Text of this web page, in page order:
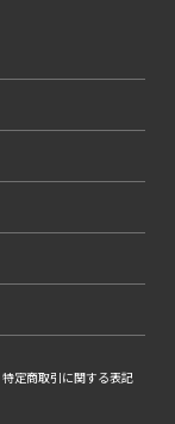
特定商取引に関する表記